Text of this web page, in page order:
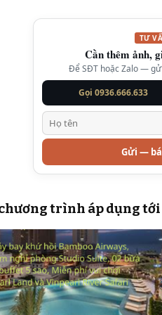
TƯ
Cần thêm ảnh,
Để SĐT hoặc Zalo —
Gọi 0936.666.633
Gửi —
trình áp dụng